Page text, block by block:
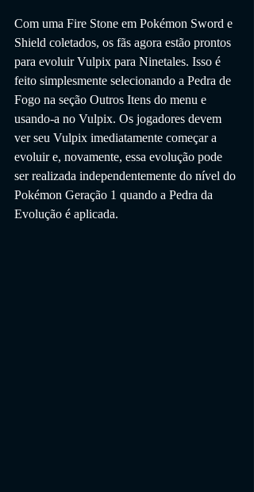
Com uma Fire Stone em Pokémon Sword e
Shield coletados, os fãs agora estão prontos
para evoluir Vulpix para Ninetales. Isso é
feito simplesmente selecionando a Pedra de
Fogo na seção Outros Itens do menu e
usando-a no Vulpix. Os jogadores devem
ver seu Vulpix imediatamente começar a
evoluir e, novamente, essa evolução pode
ser realizada independentemente do nível do
Pokémon Geração 1 quando a Pedra da
Evolução é aplicada.